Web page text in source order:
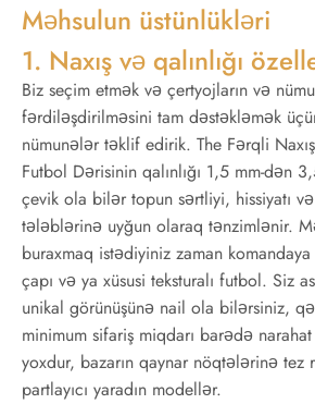
Məhsulun üstünlükləri
1. Naxış və qalınlığı
Biz seçim etmək və çertyojların və
fərdiləşdirilməsini tam dəstəkləmək
nümunələr təklif edirik. The Fərqli
Futbol Dərisinin qalınlığı 1,5 mm-dən
çevik ola bilər topun sərtliyi, hissiyatı və
tələblərinə uyğun olaraq tənzimlənir.
buraxmaq istədiyiniz zaman
çapı və ya xüsusi teksturalı futbol. Siz
unikal görünüşünə nail ola bilərsiniz,
minimum sifariş miqdarı barədə
yoxdur, bazarın qaynar nöqtələrinə tez
partlayıcı yaradın modellər.